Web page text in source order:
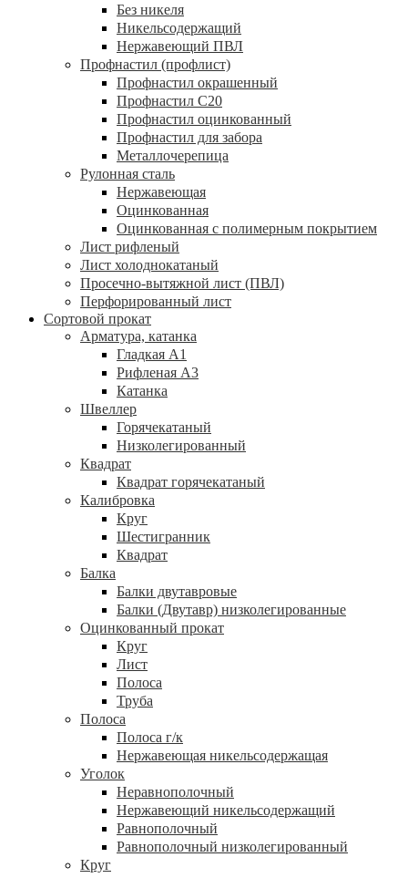
Без никеля
Никельсодержащий
Нержавеющий ПВЛ
Профнастил (профлист)
Профнастил окрашенный
Профнастил С20
Профнастил оцинкованный
Профнастил для забора
Металлочерепица
Рулонная сталь
Нержавеющая
Оцинкованная
Оцинкованная с полимерным покрытием
Лист рифленый
Лист холоднокатаный
Просечно-вытяжной лист (ПВЛ)
Перфорированный лист
Сортовой прокат
Арматура, катанка
Гладкая А1
Рифленая А3
Катанка
Швеллер
Горячекатаный
Низколегированный
Квадрат
Квадрат горячекатаный
Калибровка
Круг
Шестигранник
Квадрат
Балка
Балки двутавровые
Балки (Двутавр) низколегированные
Оцинкованный прокат
Круг
Лист
Полоса
Труба
Полоса
Полоса г/к
Нержавеющая никельсодержащая
Уголок
Неравнополочный
Нержавеющий никельсодержащий
Равнополочный
Равнополочный низколегированный
Круг